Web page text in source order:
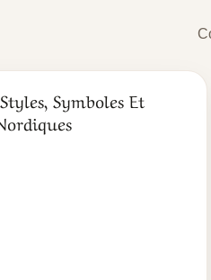
Symboles Et